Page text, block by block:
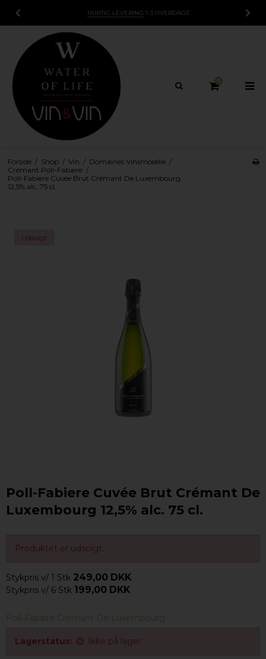
HURTIG LEVERING 1-3 HVERDAGE
0
Forside / Shop / Vin / Domaines Vinsmoselle /
Crémant Poll-Fabaire /
Poll-Fabiere Cuvée Brut Crémant De Luxembourg
12,5% alc. 75 cl.
Udsolgt
Poll-Fabiere Cuvée Brut Crémant De
Luxembourg 12,5% alc. 75 cl.
Produktet er udsolgt.
Stykpris v/ 1 Stk 249,00 DKK
Stykpris v/ 6 Stk 199,00 DKK
Poll-Fabaire Crémant De Luxembourg
Lagerstatus: Ikke på lager